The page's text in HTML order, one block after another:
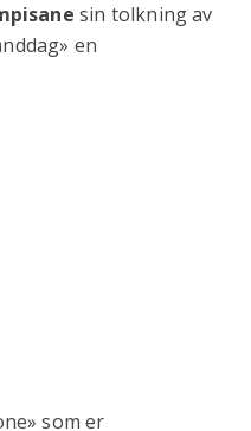
sin tolkning av
en
som er